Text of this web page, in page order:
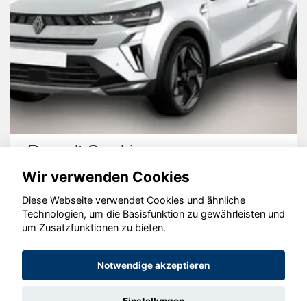
Renault Symbioz
© konjunkturmotor.de GmbH 2020 - 2026
Wir verwenden Cookies
Diese Webseite verwendet Cookies und ähnliche
Technologien, um die Basisfunktion zu gewährleisten und
um Zusatzfunktionen zu bieten.
Notwendige akzeptieren